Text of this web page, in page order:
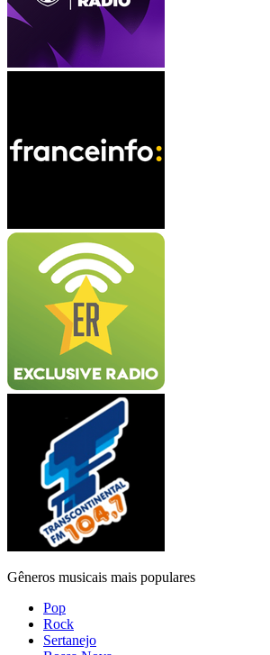
Gêneros musicais mais populares
Pop
Rock
Sertanejo